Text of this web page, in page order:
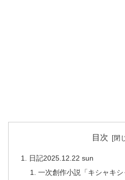
目次
日記2025.12.22 sun
一次創作小説「キシャキシ